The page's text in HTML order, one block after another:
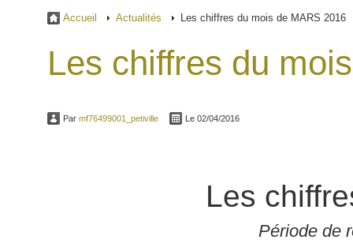
Accueil Actualités Les chiffres du mois de MARS 2016
Les chiffres du
Par mf76499001_petiville Le 02/04/2016
Les
Période de